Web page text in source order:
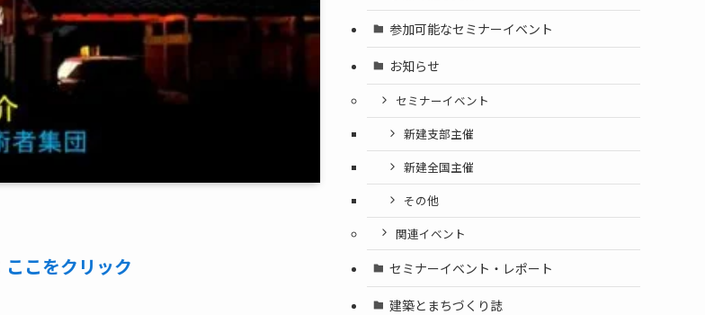
ここをクリック
参加可能なセミナーイベント
お知らせ
セミナーイベント
新建支部主催
新建全国主催
その他
関連イベント
セミナーイベント・レポート
建築とまちづくり誌